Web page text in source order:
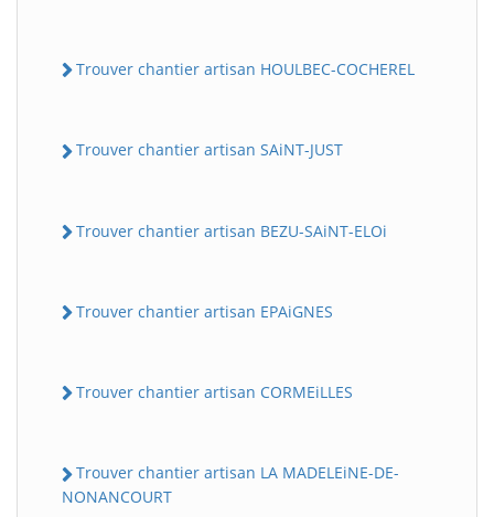
Trouver chantier artisan HOULBEC-COCHEREL
Trouver chantier artisan SAiNT-JUST
Trouver chantier artisan BEZU-SAiNT-ELOi
Trouver chantier artisan EPAiGNES
Trouver chantier artisan CORMEiLLES
Trouver chantier artisan LA MADELEiNE-DE-
NONANCOURT